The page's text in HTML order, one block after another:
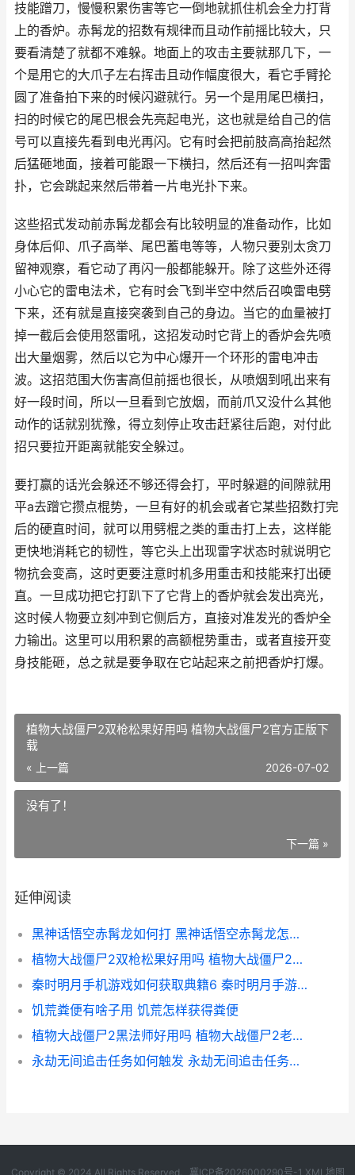
技能蹭刀，慢慢积累伤害等它一倒地就抓住机会全力打背
上的香炉。赤髯龙的招数有规律而且动作前摇比较大，只
要看清楚了就都不难躲。地面上的攻击主要就那几下，一
个是用它的大爪子左右挥击且动作幅度很大，看它手臂抡
圆了准备拍下来的时候闪避就行。另一个是用尾巴横扫，
扫的时候它的尾巴根会先亮起电光，这也就是给自己的信
号可以直接先看到电光再闪。它有时会把前肢高高抬起然
后猛砸地面，接着可能跟一下横扫，然后还有一招叫奔雷
扑，它会跳起来然后带着一片电光扑下来。
这些招式发动前赤髯龙都会有比较明显的准备动作，比如
身体后仰、爪子高举、尾巴蓄电等等，人物只要别太贪刀
留神观察，看它动了再闪一般都能躲开。除了这些外还得
小心它的雷电法术，它有时会飞到半空中然后召唤雷电劈
下来，还有就是直接突袭到自己的身边。当它的血量被打
掉一截后会使用怒雷吼，这招发动时它背上的香炉会先喷
出大量烟雾，然后以它为中心爆开一个环形的雷电冲击
波。这招范围大伤害高但前摇也很长，从喷烟到吼出来有
好一段时间，所以一旦看到它放烟，而前爪又没什么其他
动作的话就别犹豫，得立刻停止攻击赶紧往后跑，对付此
招只要拉开距离就能安全躲过。
要打赢的话光会躲还不够还得会打，平时躲避的间隙就用
平a去蹭它攒点棍势，一旦有好的机会或者它某些招数打完
后的硬直时间，就可以用劈棍之类的重击打上去，这样能
更快地消耗它的韧性，等它头上出现雷字状态时就说明它
物抗会变高，这时更要注意时机多用重击和技能来打出硬
直。一旦成功把它打趴下了它背上的香炉就会发出亮光，
这时候人物要立刻冲到它侧后方，直接对准发光的香炉全
力输出。这里可以用积累的高额棍势重击，或者直接开变
身技能砸，总之就是要争取在它站起来之前把香炉打爆。
植物大战僵尸2双枪松果好用吗 植物大战僵尸2官方正版下
载
« 上一篇 2026-07-02
没有了！
下一篇 »
延伸阅读
黑神话悟空赤髯龙如何打 黑神话悟空赤髯龙怎么打
植物大战僵尸2双枪松果好用吗 植物大战僵尸2官方正版下载
秦时明月手机游戏如何获取典籍6 秦时明月手游最新版本
饥荒粪便有啥子用 饥荒怎样获得粪便
植物大战僵尸2黑法师好用吗 植物大战僵尸2老版本
永劫无间追击任务如何触发 永劫无间追击任务怎么刷
Copyright © 2024 All Rights Reserved. 冀ICP备2026000290号-1 XML地图